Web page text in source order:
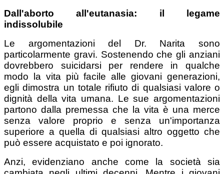
Dall'aborto all'eutanasia: il legame
indissolubile
Le argomentazioni del Dr. Narita sono
particolarmente gravi. Sostenendo che gli anziani
dovrebbero suicidarsi per rendere in qualche
modo la vita più facile alle giovani generazioni,
egli dimostra un totale rifiuto di qualsiasi valore o
dignità della vita umana. Le sue argomentazioni
partono dalla premessa che la vita è una merce
senza valore proprio e senza un'importanza
superiore a quella di qualsiasi altro oggetto che
può essere acquistato e poi ignorato.
Anzi, evidenziano anche come la società sia